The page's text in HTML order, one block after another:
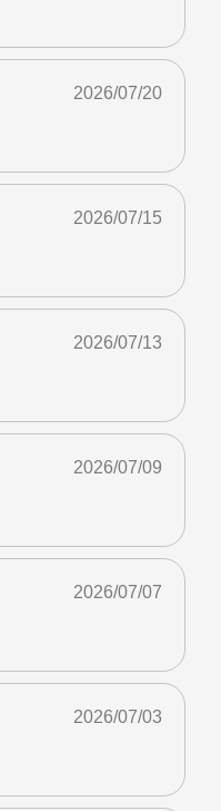
2026/07/20
2026/07/15
2026/07/13
2026/07/09
2026/07/07
2026/07/03